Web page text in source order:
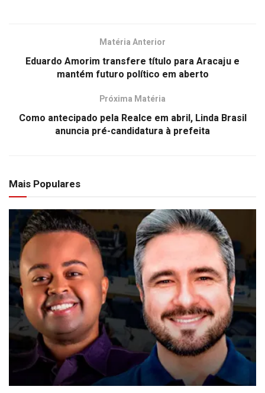
Matéria Anterior
Eduardo Amorim transfere título para Aracaju e
mantém futuro político em aberto
Próxima Matéria
Como antecipado pela Realce em abril, Linda Brasil
anuncia pré-candidatura à prefeita
Mais Populares